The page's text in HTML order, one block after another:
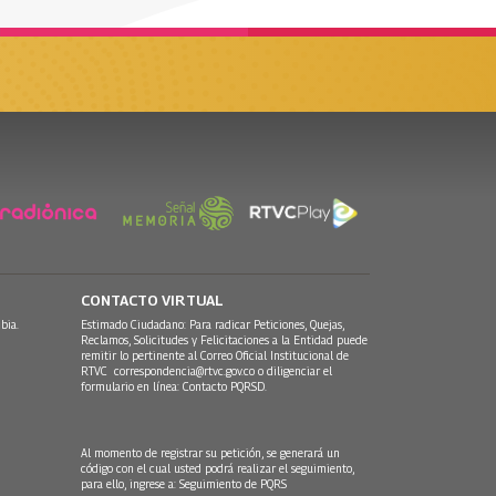
CONTACTO VIRTUAL
Estimado Ciudadano: Para radicar Peticiones, Quejas,
Reclamos, Solicitudes y Felicitaciones a la Entidad puede
remitir lo pertinente al Correo Oficial Institucional de
RTVC correspondencia@rtvc.gov.co o diligenciar el
formulario en línea: Contacto PQRSD.
Al momento de registrar su petición, se generará un
código con el cual usted podrá realizar el seguimiento,
para ello, ingrese a: Seguimiento de PQRS